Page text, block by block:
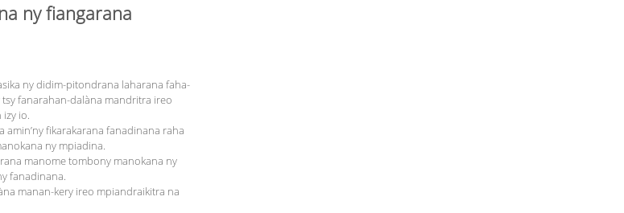
ny fiangarana
ny didim-pitondrana laharana faha-
fanarahan-dalàna mandritra ireo
io.
fikarakarana fanadinana raha
ny mpiadina.
manome tombony manokana ny
fanadinana.
manan-kery ireo mpiandraikitra na